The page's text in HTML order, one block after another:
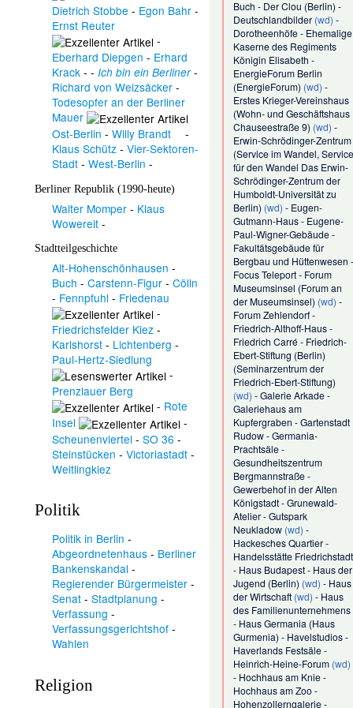
Dietrich Stobbe - Egon Bahr-
Ernst Reuter
-
Eberhard Diepgen - Erhard
Krack- - Ich bin ein Berliner-
Richard von Weizsäcker-
Todesopfer an der Berliner
Mauer
Ost-Berlin - Willy Brandt
-
Klaus Schütz- Vier-Sektoren-
Stadt- West-Berlin -
Berliner Republik (1990-heute)
Walter Momper- Klaus
Wowereit-
Stadtteilgeschichte
Alt-Hohenschönhausen -
Buch - Carstenn-Figur- Cölln
- Fennpfuhl - Friedenau
-
Friedrichsfelder Kiez -
Karlshorst- Lichtenberg -
Paul-Hertz-Siedlung
-
Prenzlauer Berg
- Rote
Insel
-
Scheunenviertel - SO 36 -
Steinstücken - Victoriastadt-
Weitlingkiez
Politik
Politik in Berlin -
Abgeordnetenhaus- Berliner
Bankenskandal -
Regierender Bürgermeister-
Senat- Stadtplanung -
Verfassung -
Verfassungsgerichtshof-
Wahlen
Religion
Buch - Der Clou (Berlin) -
Deutschlandbilder (wd) -
Dorotheenhöfe- Ehemalige
Kaserne des Regiments
Königin Elisabeth -
EnergieForum Berlin
(EnergieForum) (wd) -
Erstes Krieger-Vereinshaus
(Wohn- und Geschäftshaus
Chauseestraße 9) (wd) -
Erwin-Schrödinger-Zentrum
(Service im Wandel, Service
für den Wandel Das Erwin-
Schrödinger-Zentrum der
Humboldt-Universität zu
Berlin) (wd) - Eugen-
Gutmann-Haus- Eugene-
Paul-Wigner-Gebäude-
Fakultätsgebäude für
Bergbau und Hüttenwesen -
Focus Teleport- Forum
Museumsinsel (Forum an
der Museumsinsel) (wd) -
Forum Zehlendorf-
Friedrich-Althoff-Haus-
Friedrich Carré- Friedrich-
Ebert-Stiftung (Berlin)
(Seminarzentrum der
Friedrich-Ebert-Stiftung)
(wd) -Galerie Arkade-
Galeriehaus am
Kupfergraben -Gartenstadt
Rudow-Germania-
Prachtsäle-
Gesundheitszentrum
Bergmannstraße-
Gewerbehof in der Alten
Königstadt-Grunewald-
Atelier-Gutspark
Neukladow (wd) -
Hackesches Quartier-
Handelsstätte Friedrichstadt
- Haus Budapest- Haus der
Jugend (Berlin) (wd) - Haus
der Wirtschaft (wd) - Haus
des Familienunternehmens
- Haus Germania (Haus
Gurmenia) - Havelstudios-
Haverlands Festsäle-
Heinrich-Heine-Forum (wd)
- Hochhaus am Knie-
Hochhaus am Zoo-
Hohenzollerngalerie-